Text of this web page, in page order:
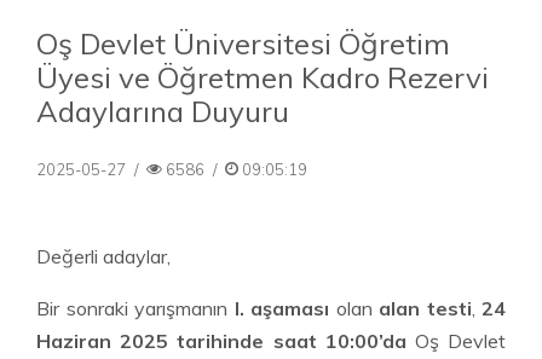
Oş Devlet Üniversitesi Öğretim
Üyesi ve Öğretmen Kadro Rezervi
Adaylarına Duyuru
2025-05-27 / 6586 / 09:05:19
Değerli adaylar,
Bir sonraki yarışmanın I. aşaması olan alan testi, 24
Haziran 2025 tarihinde saat 10:00’da Oş Devlet